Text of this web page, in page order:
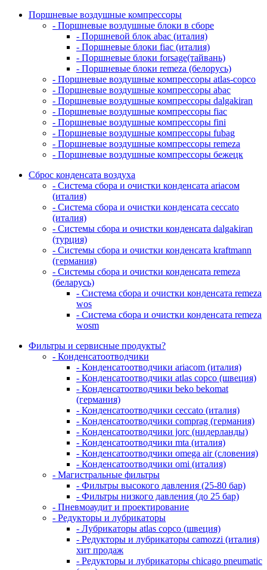
Поршневые воздушные компрессоры
- Поршневые воздушные блоки в сборе
- Поршневой блок abac (италия)
- Поршневые блоки fiac (италия)
- Поршневые блоки forsage(тайвань)
- Поршневые блоки remeza (белорусь)
- Поршневые воздушные компрессоры atlas-copco
- Поршневые воздушные компрессоры abac
- Поршневые воздушные компрессоры dalgakiran
- Поршневые воздушные компрессоры fiac
- Поршневые воздушные компрессоры fini
- Поршневые воздушные компрессоры fubag
- Поршневые воздушные компрессоры remeza
- Поршневые воздушные компрессоры бежецк
Сброс конденсата воздуха
- Система сбора и очистки конденсата ariacом
(италия)
- Система сбора и очистки конденсата ceccato
(италия)
- Системы сбора и очистки конденсата dalgakiran
(турция)
- Системы сбора и очистки конденсата kraftmann
(германия)
- Системы сбора и очистки конденсата remeza
(беларусь)
- Система сбора и очистки конденсата remeza
wos
- Система сбора и очистки конденсата remeza
wosm
Фильтры и сервисные продукты?
- Конденсатоотводчики
- Конденсатоотводчики ariacom (италия)
- Конденсатоотводчики atlas copco (швеция)
- Конденсатоотводчики beko bekomat
(германия)
- Конденсатоотводчики ceccato (италия)
- Конденсатоотводчики comprag (германия)
- Конденсатоотводчики jorc (нидерланды)
- Конденсатоотводчики mta (италия)
- Конденсатоотводчики omega air (словения)
- Конденсатоотводчики omi (италия)
- Магистральные фильтры
- Фильтры высокого давления (25-80 бар)
- Фильтры низкого давления (до 25 бар)
- Пневмоаудит и проектирование
- Редукторы и лубрикаторы
- Лубрикаторы atlas copco (швеция)
- Редукторы и лубрикаторы camozzi (италия)
хит продаж
- Редукторы и лубрикаторы chicago pneumatic